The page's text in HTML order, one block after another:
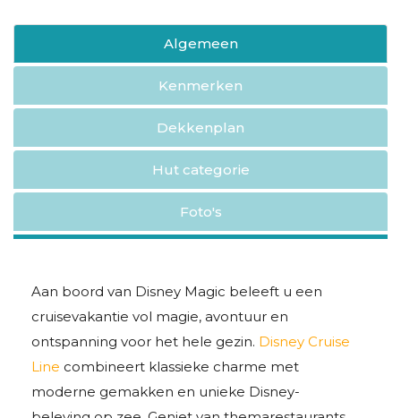
Algemeen
Kenmerken
Dekkenplan
Hut categorie
Foto's
Aan boord van Disney Magic beleeft u een
cruisevakantie vol magie, avontuur en
ontspanning voor het hele gezin. Disney Cruise
Line combineert klassieke charme met
moderne gemakken en unieke Disney-